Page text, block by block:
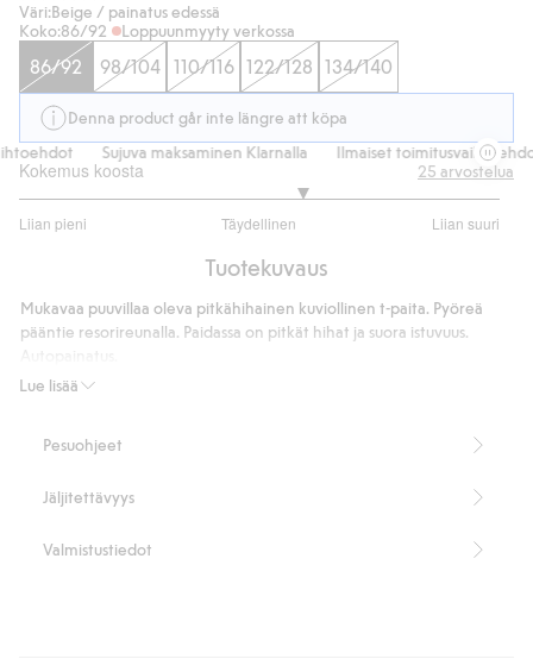
Väri:Beige / painatus edessä
Koko:86/92 Loppuunmyyty verkossa
86/92 98/104 110/116 122/128 134/140
Denna product går inte längre att köpa
Sujuva maksaminen Klarnalla Ilmaiset toimitusvaihtoehdot
Kokemus koosta
Liian pieni Täydellinen Liian suuri
/
ääneen
25 arvostelua
Tuotekuvaus
Lue lisää
Mukavaa puuvillaa oleva pitkähihainen kuviollinen t-paita. Pyöreä
pääntie resorireunalla. Paidassa on pitkät hihat ja suora istuvuus.
Tuotenumero
Pesuohjeet
Jäljitettävyys
Valmistustiedot